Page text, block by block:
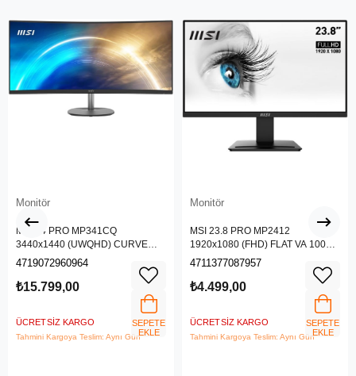
Monitör
MSI 34 PRO MP341CQ
3440x1440 (UWQHD) CURVE
1500R VA 100HZ 1MS ANTI-
4719072960964
₺15.799,00
ÜCRETSIZ KARGO
Tahmini Kargoya Teslim: Aynı Gün
SEPETE
EKLE
Monitör
MSI 23.8 PRO MP2412
1920x1080 (FHD) FLAT VA 100HZ
1MS ANTI-GLARE MONITOR
4711377087957
₺4.499,00
ÜCRETSIZ KARGO
Tahmini Kargoya Teslim: Aynı Gün
SEPETE
EKLE